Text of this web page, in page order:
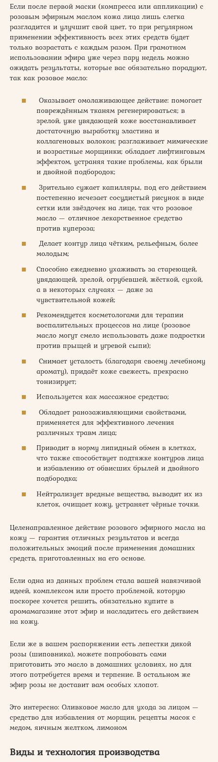
Если после первой маски (компресса или аппликации) с
розовым эфирным маслом кожа лица лишь слегка
разгладится и улучшит свой цвет, то при регулярном
применении эффективность всех этих средств будет
только возрастать с каждым разом. При грамотном
использовании эфира уже через пару недель можно
ожидать результаты, которые вас обязательно порадуют,
так как розовое масло:
Оказывает омолаживающее действие: помогает
повреждённым тканям регенерироваться; в
зрелой, уже увядающей коже восстанавливает
достаточную выработку эластина и
коллагеновых волокон; разглаживает мимические
и возрастные морщинки; обладает лифтинговым
эффектом, устраняя такие проблемы, как брыли
и двойной подбородок;
Зрительно сужает капилляры, под его действием
постепенно исчезает сосудистый рисунок в виде
сетки или звёздочек на лице, так что розовое
масло — отличное лекарственное средство
против купероза;
Делает контур лица чётким, рельефным, более
молодым;
Способно ежедневно ухаживать за стареющей,
увядающей, зрелой, огрубевшей, жёсткой, сухой,
а в некоторых случаях — даже за
чувствительной кожей;
Рекомендуется косметологами для терапии
воспалительных процессов на лице (розовое
масло могут смело использовать даже подростки
против прыщей и угревой сыпи);
Снимает усталость (благодаря своему лечебному
аромату), придаёт коже свежесть, прекрасно
тонизирует;
Используется как массажное средство;
Обладает ранозаживляющими свойствами,
применяется для эффективного лечения
различных травм лица;
Приводит в норму липидный обмен в клетках,
что также способствует подтяжке контуров лица
и избавлению от обвисших брылей и двойного
подбородка;
Нейтрализует вредные вещества, выводит их из
клеток, очищает кожу, устраняет чёрные точки.
Целенаправленное действие розового эфирного масла на
кожу — гарантия отличных результатов и всегда
положительных эмоций после применения домашних
средств, приготовленных на его основе.
Если одна из данных проблем стала вашей навязчивой
идеей, комплексом или просто проблемой, которую
поскорее хочется решить, обязательно купите в
аромамагазине этот эфир и насладитесь его действием
на кожу.
Если же в вашем распоряжении есть лепестки дикой
розы (шиповника), можете попробовать сами
приготовить это масло в домашних условиях, но для
этого потребуется время и терпение. В остальном же
эфир розы не доставит вам особых хлопот.
Это интересно: Оливковое масло для ухода за лицом —
средство для избавления от морщин, рецепты масок с
медом, яичным желтком, лимоном
Виды и технология производства